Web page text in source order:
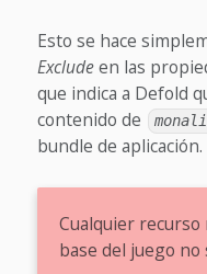
Esto se hace
Excludeen las
que indica a Defold
contenido de
bundle de aplicación.
Cualquier
base del juego no